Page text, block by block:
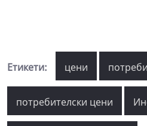
Етикети: цени
потребителски цени